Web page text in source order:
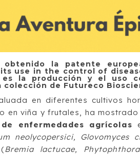
obtenido la patente
use in the control of
la producción y el uso
colección de Futureco
en diferentes cultivos
en viña y frutales, ha
enfermedades agrícolas
neolycopersici, Glovomyces
(Bremia lactucae,